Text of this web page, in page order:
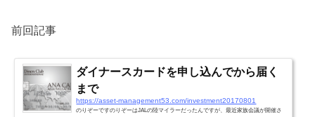
前回記事
ダイナースカードを申し込んでから届く
まで
https://asset-management53.com/investment20170801
のりぞーですのりぞーはJALの陸マイラーだったんですが、最近家族会議が開催さ